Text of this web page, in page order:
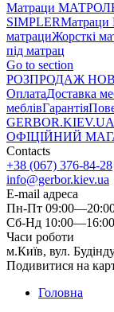
Матраци
SIMPLER
матрациЖорсткі
під матрац
Go to section
РОЗПРОДАЖ
ОплатаДоставка
меблівГарантія
GERBOR.KIEV.UA
ОФІЦІЙНИЙ
Contacts
+38 (067) 376-84-28
info@gerbor.kiev.ua
E-mail адреса
Пн-Пт
Сб-Нд 10:00—16:00
Часи роботи
м.Київ, вул.
Подивитися на
Головна